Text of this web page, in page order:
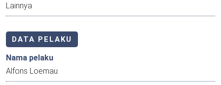
Lainnya
DATA PELAKU
Nama pelaku
Alfons Loemau